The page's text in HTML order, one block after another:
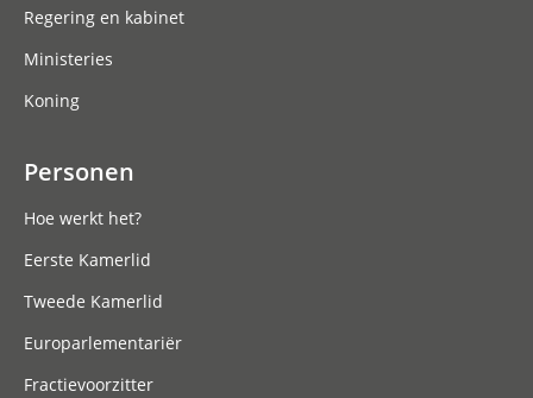
Regering en kabinet
Ministeries
Koning
Personen
Hoe werkt het?
Eerste Kamerlid
Tweede Kamerlid
Europarlementariër
Fractievoorzitter